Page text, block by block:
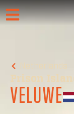
Netherlands
Prison
VELUWE